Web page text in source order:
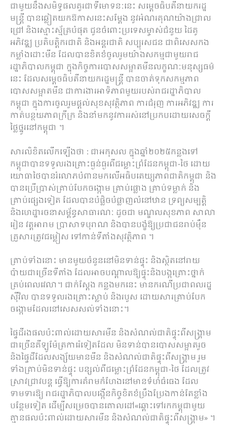
​ជាមួយនឹង​សមិទ្ធផល​គួរ​ជាទី​មោ​ទ​នៈ​នេះ សម្តេច​ធិ​បតី​នាយក​រដ្ឋ
មន្ត្រី បាន​ឆ្លៀត​យក​ឱកាស​នេះ​សម្តែង នូវ​អំណរ​គុណ​យ៉ាង​ជ្រាល
ជ្រៅ និង​ស្មោះស្ម័គ្រ​បំផុត ជូន​ចំពោះ​ប្រទេស​ម្ចាស់​ជំនួយ ដៃគូ​
អភិវឌ្ឍ ប្រតិបត្តិ​ករ​ជាតិ និង​អន្តរជាតិ សប្បុរសជន ជា​ពិសេស​កង
កម្លាំង​ដោះ​មីន ដែល​បាន​ខិតខំ​ចូលរួម​យ៉ាង​សកម្ម​ជាមួយ​រាជ
រដ្ឋាភិបាល​កម្ពុជា ក្នុង​កិច្ចការ​បោសសម្អាត​មីន​លក្ខណៈ​មនុស្សធម៌​
នេះ ដែល​សម្តេច​ធិ​បតី​នាយក​រដ្ឋមន្ត្រី បាន​ចាត់​ទុក​សកម្មភាព
បោសសម្អាត​មីន ជា​ការងារ​អាទិភាព​មួយ​របស់​រាជរដ្ឋាភិបាល​
កម្ពុជា ក្នុង​ការ​ចូលរួម​ផ្តល់​សុខ​សុវត្ថិភាព ការ​ជំរុញ ការ​អភិវឌ្ឍ ការ​
កាត់​បន្ថយ​ភាព​ក្រីក្រ និង​នាំ​មក​នូវ​ការ​រស់នៅ​ប្រកបដោយ​សេចក្តី​
ថ្លៃថ្នូរ​នៅ​កម្ពុជា​ ។
សារ​លិខិត​លើក​ឡើង​ថា​ : ជា​អកុសល ក្នុង​ឆ្នាំ​២០២៥​កន្លង​ទៅ
កម្ពុជា​បាន​ទទួល​រង​គ្រោះ​ធ្ងន់ធ្ងរ​ពី​ជម្លោះព្រំដែន​កម្ពុជា​-​ថៃ ដោយ
យោធា​ថៃ​បាន​រំលោភ​បំពាន​មក​លើ​អធិបតេយ្យភាព​ជាតិ​កម្ពុជា និង​
បាន​ប្រើប្រាស់​គ្រាប់បែក​ចង្កោម គ្រាប់​ផ្លោង គ្រាប់​ទម្លាក់ និង​
គ្រាប់​ផ្សេង​ទៀត ដែល​បាន​បំផ្លិចបំផ្លាញ​លំនៅ​ឋាន ទ្រព្យសម្បត្តិ
និង​ហេដ្ឋារចនាសម្ព័ន្ធ​សាធារណៈ ដូច​ជា មណ្ឌល​សុខភាព សាលា
រៀន វត្ត​អារាម ប្រាសាទបុរាណ និង​បាន​បង្ខំ​ឱ្យ​ប្រជាជន​រាប់​ម៉ឺន​
គ្រួសារ​ត្រូវ​ជម្លៀស ទៅ​កាន់​ទីតាំង​សុវត្ថិភាព​ ។
គ្រាប់​ទាំងនោះ មាន​មួយ​ចំនួន​នៅ​មិន​ទាន់​ផ្ទុះ និង​ស្ថិត​នៅ​រាយ​
ប៉ាយ​ជា​ច្រើន​ទីតាំង ដែល​អាច​បណ្តាល​ឱ្យ​ផ្ទុះ​និង​បង្ក​គ្រោះថ្នាក់​
គ្រប់ពេលវេលា​។ ជាក់ស្តែង កន្លង​មកនេះ មាន​ករណី​ប្រជា​ពលរដ្ឋ​
ស៊ី​វិល បាន​ទទួល​រង​គ្រោះ​ស្លាប់ និង​របួស ដោយសារ​គ្រាប់បែក​
ចង្កោម​ដែល​នៅ​សេសសល់​ទាំងនោះ​។
ផ្ទៃដី​រង​ផល​ប៉ះពាល់​ដោយសារ​មីន និង​សំណល់​ជាតិ​ផ្ទុះ​ពី​សង្គ្រាម
ជា​ច្រើន​គីឡូ​ម៉ែត្រការ៉េ​ទៀត​ដែល មិន​ទាន់​បាន​បោសសម្អាត​រួច
និង​ផ្ទៃដី​ដែល​សង្ស័យ​មាន​មីន និង​សំណល់​ជាតិ​ផ្ទុះ​ពី​សង្គ្រាម រួម​
ទាំង​គ្រាប់​មិន​ទាន់​ផ្ទុះ បន្សល់​ពី​ជម្លោះព្រំដែន​កម្ពុជា​-​ថៃ ដែល​ត្រូវ​
ស្រាវ​ជ្រាវ​បន្ត ធ្វើ​ឱ្យ​ការ​គំរាមកំហែង​នៅ​មាន​ទំហំ​ធំធេង ដែល​
ទាមទារ​ឱ្យ រាជរដ្ឋាភិបាល​បង្កើន​កិច្ច​ខិតខំ​ប្រឹងប្រែង​កាន់តែ​ខ្លាំង​
បន្ថែម​ទៀត ដើម្បី​សម្រេច​បាន​គោលដៅ«ឆ្ពោះទៅ​រក​កម្ពុ​ជាមួយ​
គ្មាន​ផល​ប៉ះពាល់​ដោយសារ​មីន និង​សំណល់​ជាតិ​ផ្ទុះ​ពី​សង្គ្រាម» ​។